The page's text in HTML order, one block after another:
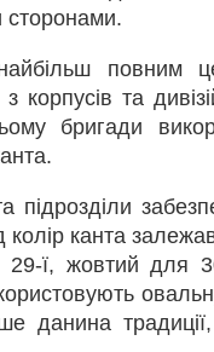
сторонами.
корпусів та
бригади
підрозділи
канта
ї, жовтий для
данина